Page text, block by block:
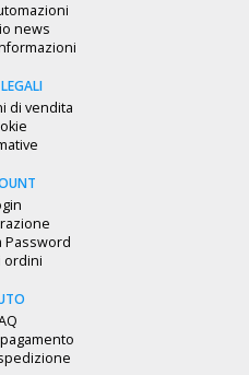
news
di vendita
Password
ordini